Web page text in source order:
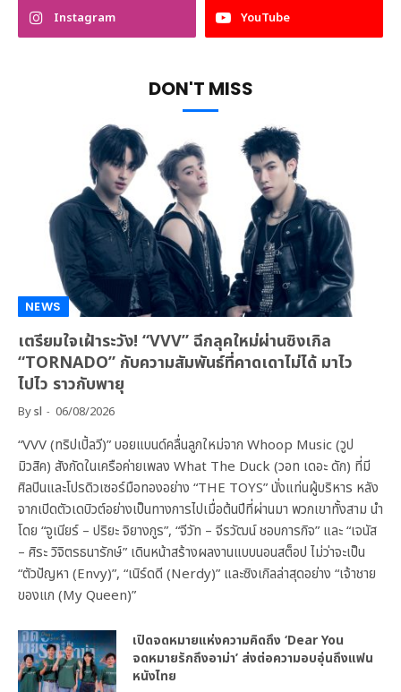
Instagram YouTube
DON'T MISS
NEWS
เตรียมใจเฝ้าระวัง! “VVV” ฉีกลุคใหม่ผ่านซิงเกิล
“TORNADO” กับความสัมพันธ์ที่คาดเดาไม่ได้ มาไว
ไปไว ราวกับพายุ
Bysl 06/08/2026
“VVV (ทริปเปิ้ลวี)” บอยแบนด์คลื่นลูกใหม่จาก Whoop Music (วูป
มิวสิค) สังกัดในเครือค่ายเพลง What The Duck (วอท เดอะ ดัก) ที่มี
ศิลปินและโปรดิวเซอร์มือทองอย่าง “THE TOYS” นั่งแท่นผู้บริหาร หลัง
จากเปิดตัวเดบิวต์อย่างเป็นทางการไปเมื่อต้นปีที่ผ่านมา พวกเขาทั้งสาม นำ
โดย “จูเนียร์ – ปริยะ จิยางกูร”, “จีวัท – จีรวัฒน์ ชอบการกิจ” และ “เจนัส
– ศิระ วิจิตรธนารักษ์” เดินหน้าสร้างผลงานแบบนอนสต็อป ไม่ว่าจะเป็น
“ตัวปัญหา (Envy)”, “เนิร์ดดี (Nerdy)” และซิงเกิลล่าสุดอย่าง “เจ้าชาย
ของแก (My Queen)”
เปิดจดหมายแห่งความคิดถึง ‘Dear You
จดหมายรักถึงอาม่า’ ส่งต่อความอบอุ่นถึงแฟน
หนังไทย